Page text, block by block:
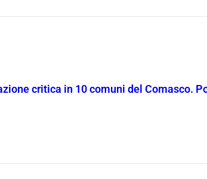
critica in 10 comuni del Comasco.